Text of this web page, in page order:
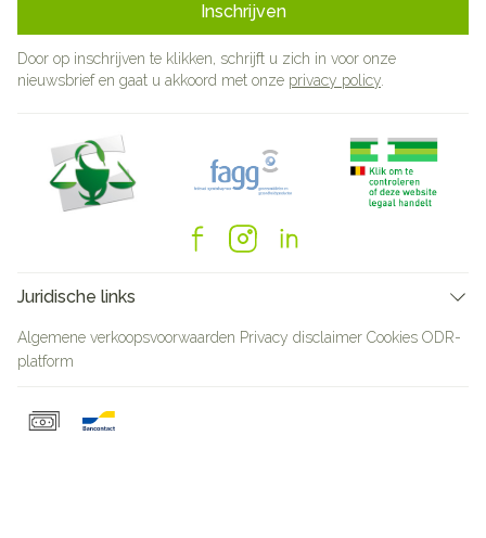
Inschrijven
Door op inschrijven te klikken, schrijft u zich in voor onze
nieuwsbrief en gaat u akkoord met onze privacy policy
Juridische links
Algemene verkoopsvoorwaarden Privacy disclaimer Cookies ODR-
platform